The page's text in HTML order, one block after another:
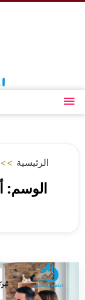
القائمة
الرئيسية >>
الوسم: